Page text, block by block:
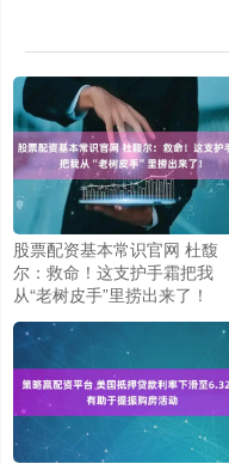
股票配资基本常识官网 杜馥
尔：救命！这支护手霜把我
从“老树皮手”里捞出来了！